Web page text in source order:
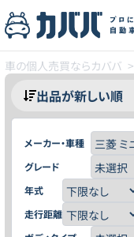
車の個人売買ならカババ >
メーカー・車種
グレード
年式
走行距離